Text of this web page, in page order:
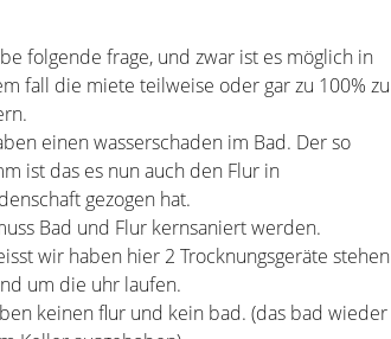
folgende frage, und zwar ist es möglich in
fall die miete teilweise oder gar zu 100% zu
einen wasserschaden im Bad. Der so
ist das es nun auch den Flur in
gezogen hat.
Bad und Flur kernsaniert werden.
wir haben hier 2 Trocknungsgeräte stehen
um die uhr laufen.
keinen flur und kein bad. (das bad wieder